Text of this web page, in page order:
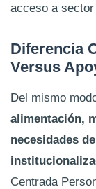
acceso a
Diferencia
Versus
Del mismo
alimentación,
necesidades
Centrada